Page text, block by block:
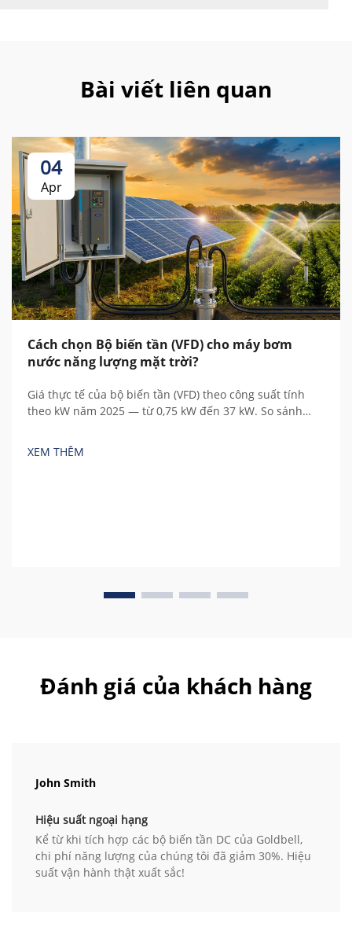
Bài viết liên quan
04
Apr
Cách chọn Bộ biến tần (VFD) cho máy bơm
nước năng lượng mặt trời?
Giá thực tế của bộ biến tần (VFD) theo công suất tính
theo kW năm 2025 — từ 0,75 kW đến 37 kW. So sánh
ẩn và tính toán tổng chi phí sở hữu.
XEM THÊM
Đánh giá của khách hàng
John Smith
Hiệu suất ngoại hạng
Kể từ khi tích hợp các bộ biến tần DC của Goldbell,
chi phí năng lượng của chúng tôi đã giảm 30%. Hiệu
suất vận hành thật xuất sắc!